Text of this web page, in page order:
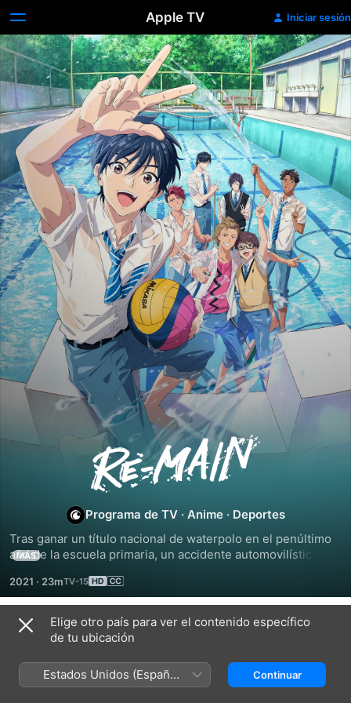
Apple TV Iniciar sesión
RE-
MAIN
Programa de TV · Anime · Deportes
Tras ganar un título nacional de waterpolo en el penúltimo
año de la escuela primaria, un accidente automovilístico
después, pero sin los recuerdos de su último año escolar.
Ya en la secundaria y con un nuevo comienzo, abandona el
deporte, pero una promesa lo obliga a retomarlo. Sin
embargo, su nuevo equipo es débil, y esa es solo una
MÁS
2021 · 23m
Temporada 1
Elige otro país para ver el contenido específico
de tu ubicación
Estados Unidos (Español
México)
Continuar